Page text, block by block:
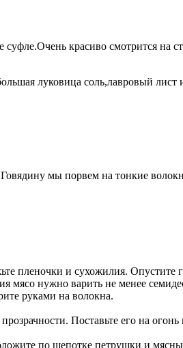
красиво смотрится
луковица соль,лавровый лист
мы порвем на тонкие
пленочки и сухожилия.
мясо нужно варить не менее
руками на волокна.
Поставьте его на
по щепотке петрушки и